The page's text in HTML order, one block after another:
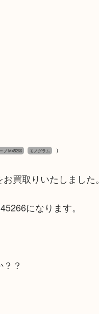
ブ M45266 モノグラム
）
買取りいたしました。
になります。
？